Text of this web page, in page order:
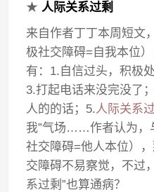
★人际关系过剩
来自作者丁丁本周短文
极社交障碍=自我本位
有：1.自信过头，积极
3.打起电话来没完没了
人的的话；5.人际关系
我”气场……作者认为，
社交障碍=他人本位）
交障碍不易察觉，不过
系过剩”也算通病？